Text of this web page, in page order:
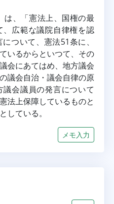
は、「憲法上、国権の最
広範な議院自律権を認
ついて、憲法51条に、
いるからといつて、その
会にあてはめ、地方議会
議会自治・議会自律の原
会議員の発言について
法上保障しているものと
している。
メモ入力